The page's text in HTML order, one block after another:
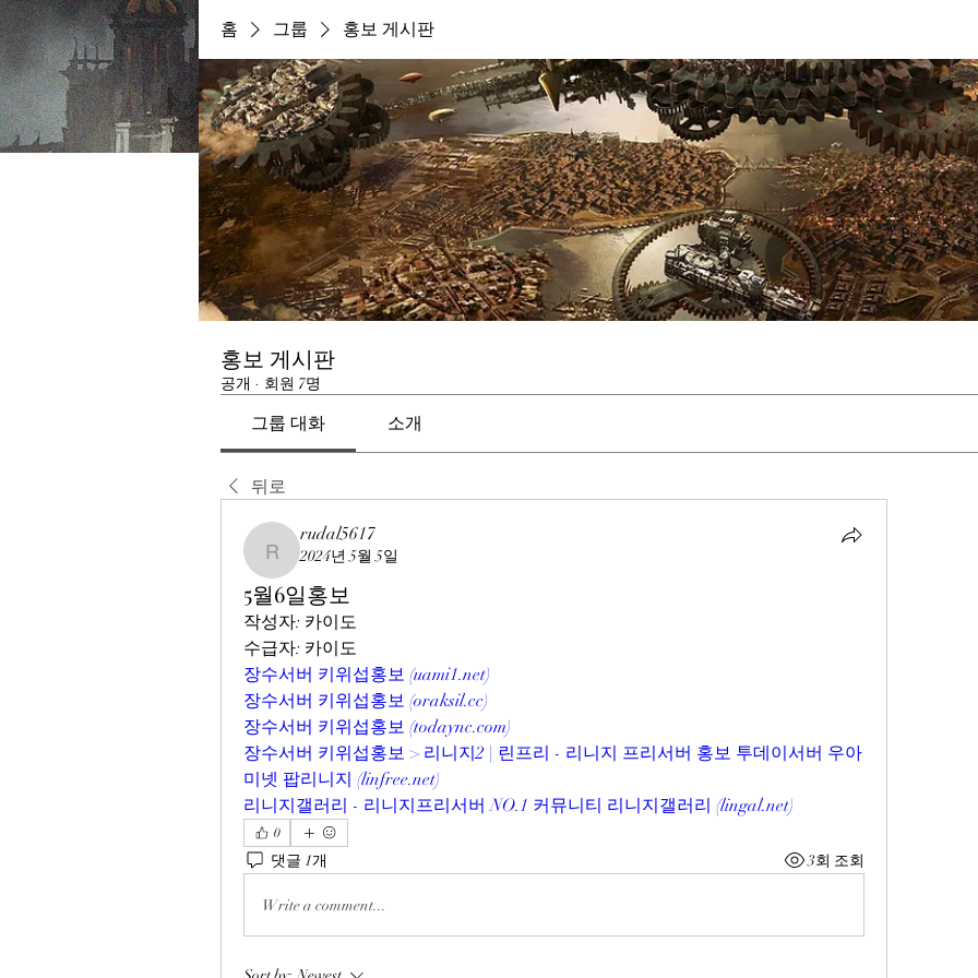
홈 그룹 홍보 게시판
홍보 게시판
공개 · 회원 7명
그룹 대화 소개
뒤로
rudal5617
rudal5617
2024년 5월 5일
5월6일홍보
작성자: 카이도
수급자: 카이도
장수서버 키위섭홍보 (uami1.net)
장수서버 키위섭홍보 (oraksil.cc)
장수서버 키위섭홍보 (todaync.com)
장수서버 키위섭홍보 > 리니지2 | 린프리 - 리니지 프리서버 홍보 투데이서버 우아
미넷 팝리니지 (linfree.net)
리니지갤러리 - 리니지프리서버 NO.1 커뮤니티 리니지갤러리 (lingal.net)
0
댓글 1개 3회 조회
Write a comment...